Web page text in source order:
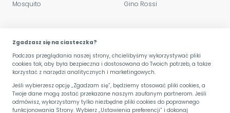
Mosquito
Gino Rossi
Polityka sklepu
Regulamin serwisu
Kariera
Zgadzasz się na ciasteczka?
Podczas przeglądania naszej strony, chcielibyśmy wykorzystywać pliki
cookies tak, aby była bezpieczna i dostosowana do Twoich potrzeb, a także
korzystać z narzędzi analitycznych i marketingowych.
Jeśli wybierzesz opcję „Zgadzam się”, będziemy stosować pliki cookies, a
Twoje dane mogą zostać przekazane naszym zaufanym partnerom. Jeśli
odmówisz, wykorzystamy tylko niezbędne pliki cookies do poprawnego
funkcjonowania Strony. Wybierz „Ustawienia preferencji” i dokonaj